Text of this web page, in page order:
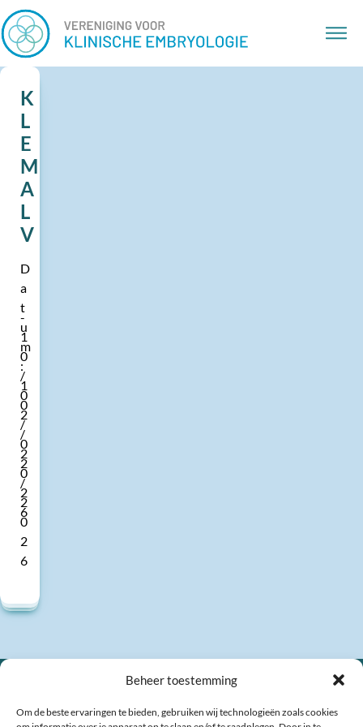
Beheer toestemming
Om de beste ervaringen te bieden, gebruiken wij technologieën zoals cookies
K
L
E
M
A
L
V
D
a
t
u
m
:
1
0
/
0
2
/
2
0
2
6
1
0
/
0
2
/
2
0
2
6